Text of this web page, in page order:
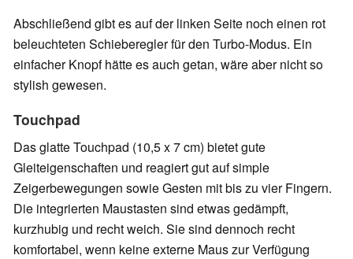
Abschließend gibt es auf der linken Seite noch einen rot
beleuchteten Schieberegler für den Turbo-Modus. Ein
einfacher Knopf hätte es auch getan, wäre aber nicht so
stylish gewesen.
Touchpad
Das glatte Touchpad (10,5 x 7 cm) bietet gute
Gleiteigenschaften und reagiert gut auf simple
Zeigerbewegungen sowie Gesten mit bis zu vier Fingern.
Die integrierten Maustasten sind etwas gedämpft,
kurzhubig und recht weich. Sie sind dennoch recht
komfortabel, wenn keine externe Maus zur Verfügung